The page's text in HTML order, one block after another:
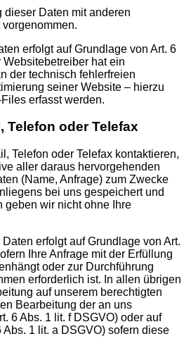
dieser Daten mit anderen
erfolgt auf Grundlage von Art. 6
hat ein
der technisch fehlerfreien
seiner Website – hierzu
erfasst werden.
Telefon oder Telefax
Telefon oder Telefax kontaktieren,
aller daraus hervorgehenden
(Name, Anfrage) zum Zwecke
bei uns gespeichert und
geben wir nicht ohne Ihre
erfolgt auf Grundlage von Art.
Ihre Anfrage mit der Erfüllung
oder zur Durchführung
erforderlich ist. In allen übrigen
auf unserem berechtigten
Bearbeitung der an uns
6 Abs. 1 lit. f DSGVO) oder auf
Abs. 1 lit. a DSGVO) sofern diese